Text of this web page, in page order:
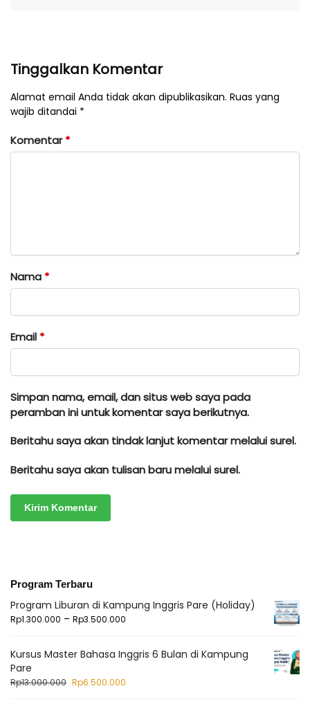
Tinggalkan Komentar
Alamat email Anda tidak akan dipublikasikan. Ruas yang
wajib ditandai *
Komentar*
Nama *
Email *
Simpan nama, email, dan situs web saya pada
peramban ini untuk komentar saya berikutnya.
Beritahu saya akan tindak lanjut komentar melalui surel.
Beritahu saya akan tulisan baru melalui surel.
Program Terbaru
Program Liburan di Kampung Inggris Pare (Holiday)
Rp1.300.000 – Rp3.500.000
Kursus Master Bahasa Inggris 6 Bulan di Kampung
Pare
Rp13.000.000 Rp6.500.000